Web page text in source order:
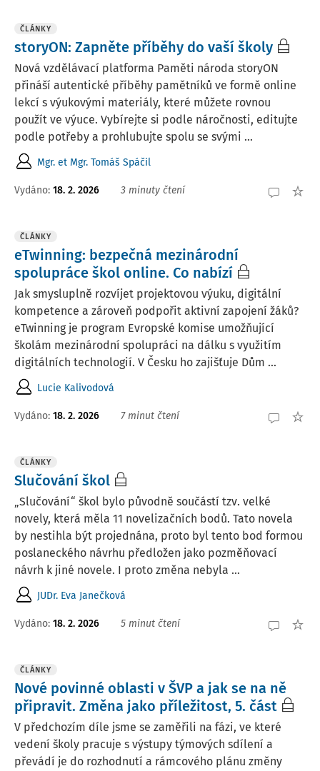
ČLÁNKY
storyON: Zapněte příběhy do vaší školy
Nová vzdělávací platforma Paměti národa storyON
přináší autentické příběhy pamětníků ve formě online
lekcí s výukovými materiály, které můžete rovnou
použít ve výuce. Vybírejte si podle náročnosti, editujte
podle potřeby a prohlubujte spolu se svými ...
Mgr. et Mgr. Tomáš Spáčil
Vydáno: 18. 2. 2026 3 minuty čtení
ČLÁNKY
eTwinning: bezpečná mezinárodní
spolupráce škol online. Co nabízí
Jak smysluplně rozvíjet projektovou výuku, digitální
kompetence a zároveň podpořit aktivní zapojení žáků?
eTwinning je program Evropské komise umožňující
školám mezinárodní spolupráci na dálku s využitím
digitálních technologií. V Česku ho zajišťuje Dům ...
Lucie Kalivodová
Vydáno: 18. 2. 2026 7 minut čtení
ČLÁNKY
Slučování škol
„Slučování“ škol bylo původně součástí tzv. velké
novely, která měla 11 novelizačních bodů. Tato novela
by nestihla být projednána, proto byl tento bod formou
poslaneckého návrhu předložen jako pozměňovací
návrh k jiné novele. I proto změna nebyla ...
JUDr. Eva Janečková
Vydáno: 18. 2. 2026 5 minut čtení
ČLÁNKY
Nové povinné oblasti v ŠVP a jak se na ně
připravit. Změna jako příležitost, 5. část
V předchozím díle jsme se zaměřili na fázi, ve které
vedení školy pracuje s výstupy týmových sdílení a
převádí je do rozhodnutí a rámcového plánu změny